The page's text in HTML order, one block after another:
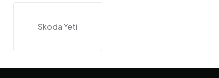
Skoda Yeti